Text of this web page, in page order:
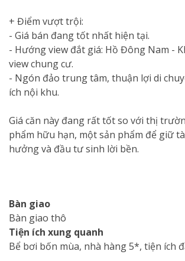
+ Điểm vượt trội:
- Giá bán đang tốt nhất hiện tại.
- Hướng view đắt giá: Hồ Đông Nam -
view chung cư.
- Ngón đảo trung tâm, thuận lợi di
ích nội khu.
Giá căn này đang rất tốt so với thị
phẩm hữu hạn, một sản phẩm để giữ
hưởng và đầu tư sinh lời bền.
Bàn giao
Bàn giao thô
Tiện ích xung quanh
Bể bơi bốn mùa, nhà hàng 5*, tiện ích